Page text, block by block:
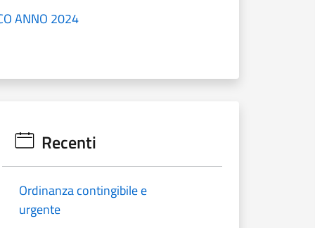
ANNO 2024
Recenti
Ordinanza contingibile e
urgente